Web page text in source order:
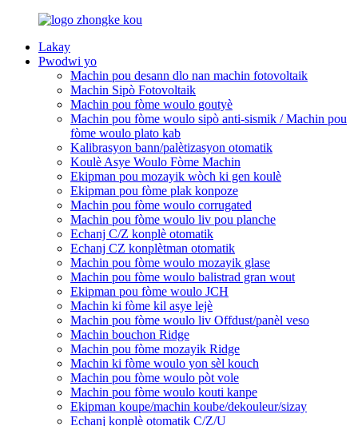
Lakay
Pwodwi yo
Machin pou desann dlo nan machin fotovoltaik
Machin Sipò Fotovoltaik
Machin pou fòme woulo goutyè
Machin pou fòme woulo sipò anti-sismik / Machin pou
fòme woulo plato kab
Kalibrasyon bann/palètizasyon otomatik
Koulè Asye Woulo Fòme Machin
Ekipman pou mozayik wòch ki gen koulè
Ekipman pou fòme plak konpoze
Machin pou fòme woulo corrugated
Machin pou fòme woulo liv pou planche
Echanj C/Z konplè otomatik
Echanj CZ konplètman otomatik
Machin pou fòme woulo mozayik glase
Machin pou fòme woulo balistrad gran wout
Ekipman pou fòme woulo JCH
Machin ki fòme kil asye lejè
Machin pou fòme woulo liv Offdust/panèl veso
Machin bouchon Ridge
Machin pou fòme mozayik Ridge
Machin ki fòme woulo yon sèl kouch
Machin pou fòme woulo pòt vole
Machin pou fòme woulo kouti kanpe
Ekipman koupe/machin koube/dekouleur/sizay
Echanj konplè otomatik C/Z/U